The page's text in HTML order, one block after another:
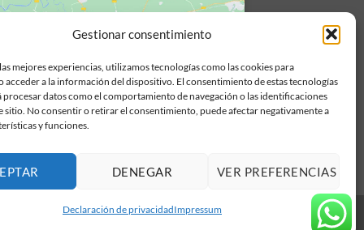
Gestionar consentimiento
mejores experiencias, utilizamos tecnologías como las cookies para
acceder a la información del dispositivo. El consentimiento de estas tecnologías
datos como el comportamiento de navegación o las identificaciones
sitio. No consentir o retirar el consentimiento, puede afectar negativamente a
y funciones.
DENEGAR VER PREFERENCIAS
Declaración de privacidadImpressum
Haz clic para aceptar cookies de
marketing y permitir este contenido
Aviso legal|Politica de privacidad y cookies